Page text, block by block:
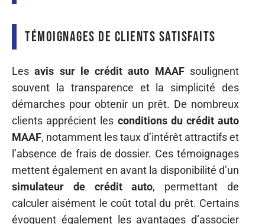
Témoignages de clients satisfaits
Lesavis sur le crédit auto MAAFsoulignent
souvent la transparence et la simplicité des
démarches pour obtenir un prêt. De nombreux
clients apprécient les conditions du crédit auto
MAAF, notamment les taux d’intérêt attractifs et
l’absence de frais de dossier. Ces témoignages
mettent également en avant la disponibilité d’un
simulateur de crédit auto, permettant de
calculer aisément le coût total du prêt. Certains
évoquent également les avantages d’associer